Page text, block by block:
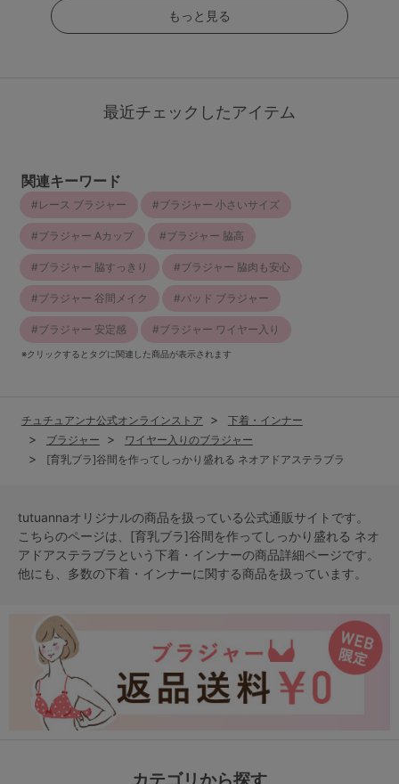
もっと見る
最近チェックしたアイテム
関連キーワード
レース ブラジャー ブラジャー 小さいサイズ
ブラジャー Aカップ ブラジャー 脇高
ブラジャー 脇すっきり ブラジャー 脇肉も安心
ブラジャー 谷間メイク パッド ブラジャー
ブラジャー 安定感 ブラジャー ワイヤー入り
※クリックするとタグに関連した商品が表示されます
チュチュアンナ公式オンラインストア
下着・インナー
ブラジャー
ワイヤー入りのブラジャー
[育乳ブラ]谷間を作ってしっかり盛れる ネオアドアステラブラ
tutuannaオリジナルの商品を扱っている公式通販サイトです。
こちらのページは、[育乳ブラ]谷間を作ってしっかり盛れる ネオ
アドアステラブラという下着・インナーの商品詳細ページです。
他にも、多数の下着・インナーに関する商品を扱っています。
カテゴリから探す